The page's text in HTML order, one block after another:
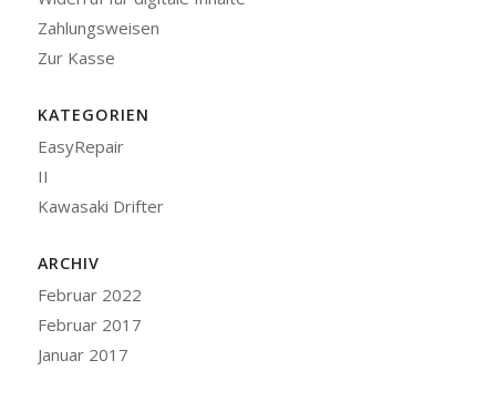
Zahlungsweisen
Zur Kasse
KATEGORIEN
EasyRepair
II
Kawasaki Drifter
ARCHIV
Februar 2022
Februar 2017
Januar 2017